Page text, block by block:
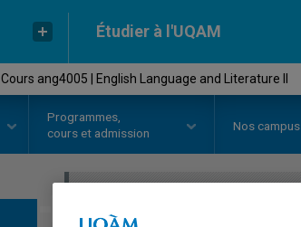
Étudier à l'UQAM
Cours ang4005 | English Language and Literature II
Programmes,
cours et admission
Nos campus